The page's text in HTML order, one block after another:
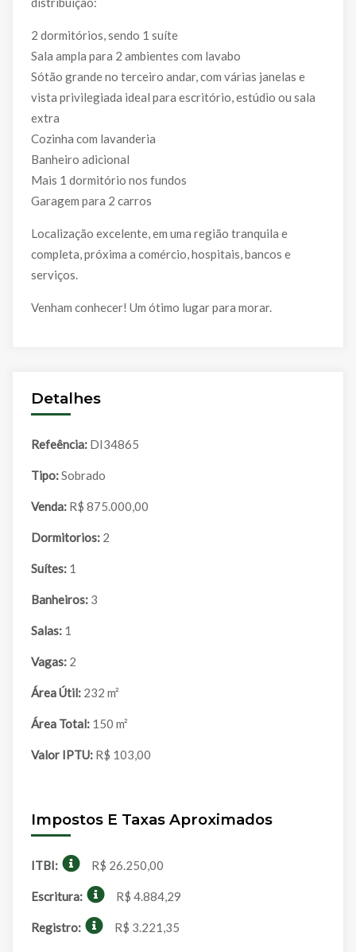
2 dormitórios, sendo 1 suíte
Sala ampla para 2 ambientes com lavabo
Sótão grande no terceiro andar, com várias janelas e
vista privilegiada ideal para escritório, estúdio ou sala
extra
Cozinha com lavanderia
Banheiro adicional
Mais 1 dormitório nos fundos
Garagem para 2 carros
Localização excelente, em uma região tranquila e
completa, próxima a comércio, hospitais, bancos e
serviços.
Venham conhecer! Um ótimo lugar para morar.
Detalhes
Refeência: DI34865
Tipo: Sobrado
Venda: R$ 875.000,00
Dormitorios: 2
Suítes: 1
Banheiros: 3
Salas: 1
Vagas: 2
Área Útil: 232 m²
Área Total: 150 m²
Valor IPTU: R$ 103,00
Impostos E Taxas Aproximados
ITBI: R$ 26.250,00
Escritura: R$ 4.884,29
Registro: R$ 3.221,35